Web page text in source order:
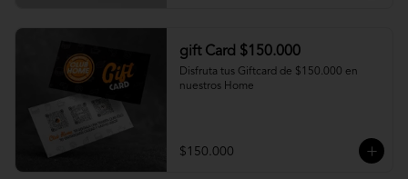
gift Card $150.000
Disfruta tus Giftcard de $150.000 en
nuestros Home
$150.000